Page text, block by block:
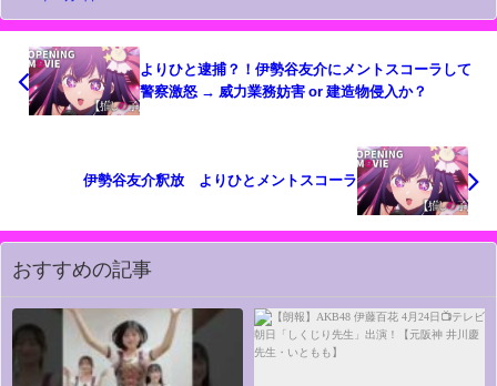
よりひと逮捕？！伊勢谷友介にメントスコーラして
警察激怒 → 威力業務妨害 or 建造物侵入か？
伊勢谷友介釈放 よりひとメントスコーラ
おすすめの記事